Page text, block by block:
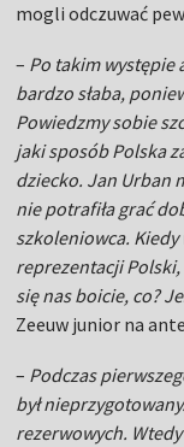
mogli odczuwać
– Po takim występie
bardzo słaba,
Powiedzmy sobie
jaki sposób Polska
dziecko. Jan Urban
nie potrafiła grać
szkoleniowca. Kiedy
reprezentacji Polski,
się nas boicie, co?
Zeeuw junior na
– Podczas
był
rezerwowych.